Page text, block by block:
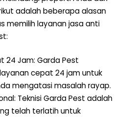
adalah beberapa alasan
memilih layanan jasa anti
24 Jam: Garda Pest
cepat 24 jam untuk
mengatasi masalah rayap.
Teknisi Garda Pest adalah
telah terlatih untuk